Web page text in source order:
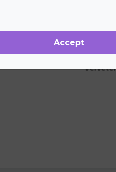
Vérvétel
Accept